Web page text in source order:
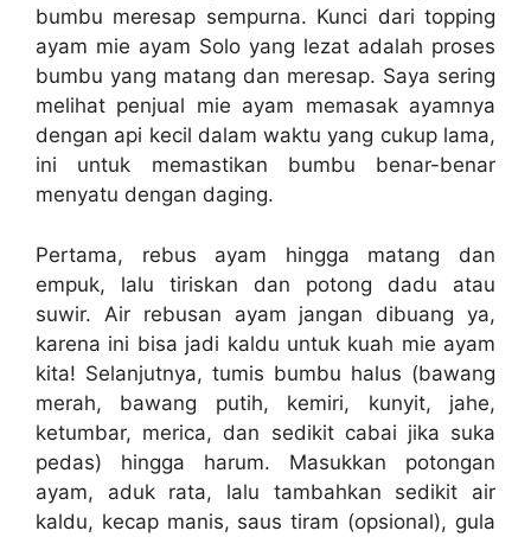
bumbu meresap sempurna. Kunci dari topping
ayam mie ayam Solo yang lezat adalah proses
bumbu yang matang dan meresap. Saya sering
melihat penjual mie ayam memasak ayamnya
dengan api kecil dalam waktu yang cukup lama,
ini untuk memastikan bumbu benar-benar
menyatu dengan daging.
Pertama, rebus ayam hingga matang dan
empuk, lalu tiriskan dan potong dadu atau
suwir. Air rebusan ayam jangan dibuang ya,
karena ini bisa jadi kaldu untuk kuah mie ayam
kita! Selanjutnya, tumis bumbu halus (bawang
merah, bawang putih, kemiri, kunyit, jahe,
ketumbar, merica, dan sedikit cabai jika suka
pedas) hingga harum. Masukkan potongan
ayam, aduk rata, lalu tambahkan sedikit air
kaldu, kecap manis, saus tiram (opsional), gula